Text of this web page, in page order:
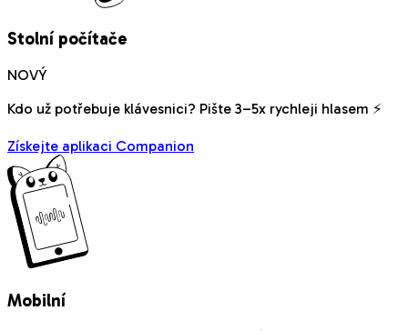
Stolní počítače
NOVÝ
Kdo už potřebuje klávesnici? Pište 3–5x rychleji hlasem ⚡
Získejte aplikaci Companion
Mobilní